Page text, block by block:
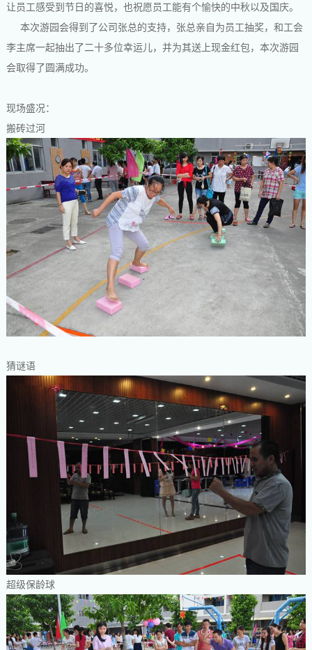
让员工感受到节日的喜悦，也祝愿员工能有个愉快的中秋以及国庆。
本次游园会得到了公司张总的支持，张总亲自为员工抽奖，和工会
李主席一起抽出了二十多位幸运儿，并为其送上现金红包，本次游园
会取得了圆满成功。
现场盛况：
搬砖过河
猜谜语
超级保龄球